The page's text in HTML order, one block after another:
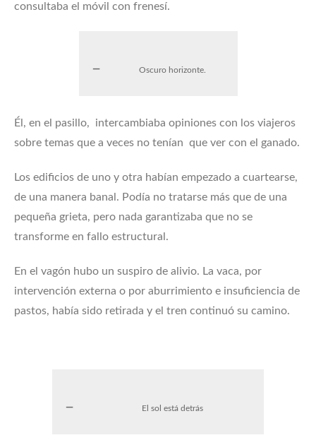
consultaba el móvil con frenesí.
Oscuro horizonte.
Él, en el pasillo, intercambiaba opiniones con los viajeros
sobre temas que a veces no tenían que ver con el ganado.
Los edificios de uno y otra habían empezado a cuartearse,
de una manera banal. Podía no tratarse más que de una
pequeña grieta, pero nada garantizaba que no se
transforme en fallo estructural.
En el vagón hubo un suspiro de alivio. La vaca, por
intervención externa o por aburrimiento e insuficiencia de
pastos, había sido retirada y el tren continuó su camino.
El sol está detrás